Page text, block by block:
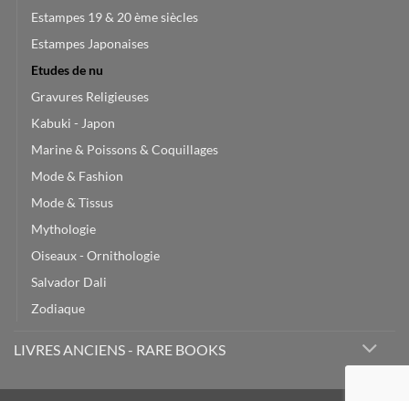
Estampes 19 & 20 ème siècles
Estampes Japonaises
Etudes de nu
Gravures Religieuses
Kabuki - Japon
Marine & Poissons & Coquillages
Mode & Fashion
Mode & Tissus
Mythologie
Oiseaux - Ornithologie
Salvador Dali
Zodiaque
LIVRES ANCIENS - RARE BOOKS